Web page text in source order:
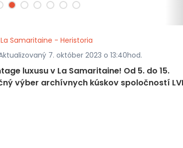
Samaritaine - Heristoria
7. október 2023 o 13:40hod.
luxusu v La Samaritaine! Od 5. do 15.
výber archívnych kúskov spoločností